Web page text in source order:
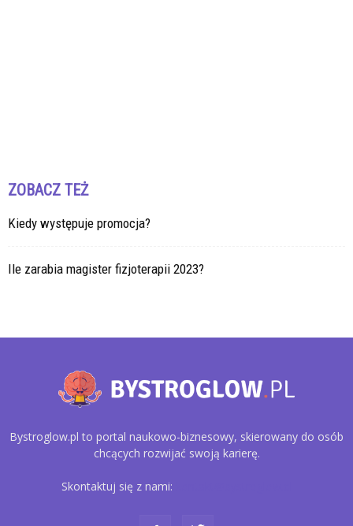
ZOBACZ TEŻ
Kiedy występuje promocja?
Ile zarabia magister fizjoterapii 2023?
Bystroglow.pl to portal naukowo-biznesowy, skierowany do osób
chcących rozwijać swoją karierę.
Skontaktuj się z nami: